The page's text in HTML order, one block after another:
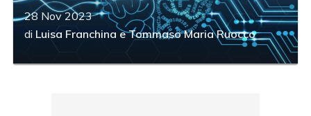
28 Nov 2023
di Luisa Franchina e Tommaso Maria Ruocco